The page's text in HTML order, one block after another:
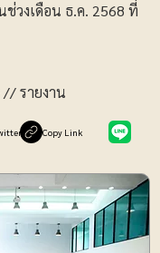
ช่วงเดือน ธ.ค. 2568 ที่
// รายงาน
Copy Link